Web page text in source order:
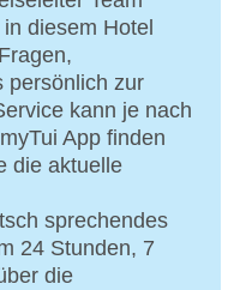
diesem Hotel
persönlich zur
kann je nach
App finden
die aktuelle
sprechendes
24 Stunden, 7
die